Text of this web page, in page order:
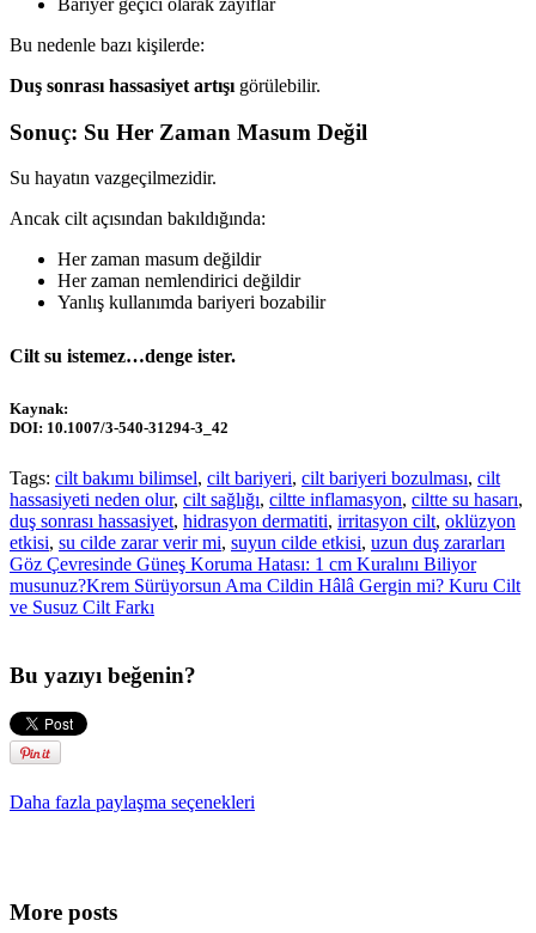
Bu nedenle bazı kişilerde:
Duş sonrası hassasiyet artışı görülebilir.
Sonuç: Su Her Zaman Masum Değil
Su hayatın vazgeçilmezidir.
Ancak cilt açısından bakıldığında:
Her zaman masum değildir
Her zaman nemlendirici değildir
Yanlış kullanımda bariyeri bozabilir
Cilt su istemez…denge ister.
Kaynak:
DOI: 10.1007/3-540-31294-3_42
Tags: cilt bakımı bilimsel, cilt bariyeri, cilt bariyeri bozulması, cilt
hassasiyeti neden olur, cilt sağlığı, ciltte inflamasyon, ciltte su hasarı,
duş sonrası hassasiyet, hidrasyon dermatiti, irritasyon cilt, oklüzyon
etkisi, su cilde zarar verir mi, suyun cilde etkisi, uzun duş zararları
Göz Çevresinde Güneş Koruma Hatası: 1 cm Kuralını Biliyor
musunuz?Krem Sürüyorsun Ama Cildin Hâlâ Gergin mi? Kuru Cilt
ve Susuz Cilt Farkı
Bu yazıyı beğenin?
Daha fazla paylaşma seçenekleri
More posts